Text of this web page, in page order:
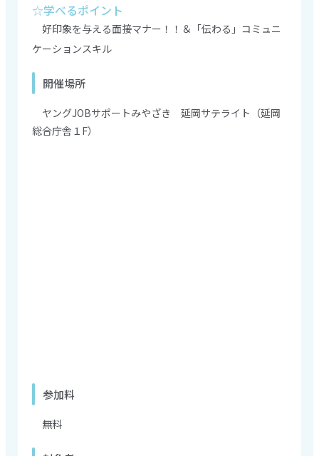
☆学べるポイント
好印象を与える面接マナー！！＆「伝わる」コミュニ
ケーションスキル
開催場所
ヤングJOBサポートみやざき 延岡サテライト（延岡
総合庁舎１F）
参加料
無料